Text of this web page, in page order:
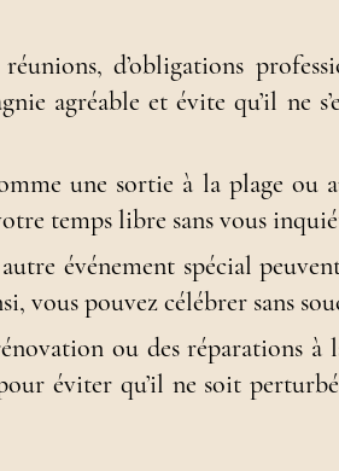
d’obligations
agréable et évite qu’il ne
une sortie à la plage ou
temps libre sans vous
événement spécial
vous pouvez célébrer sans
ou des réparations à
éviter qu’il ne soit